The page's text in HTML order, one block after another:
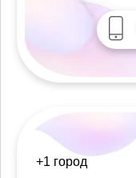
+1 город